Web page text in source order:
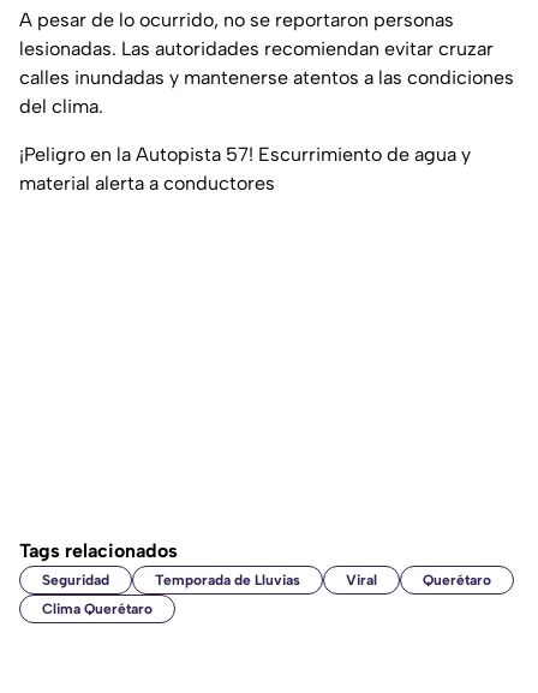
A pesar de lo ocurrido, no se reportaron personas
lesionadas. Las autoridades recomiendan evitar cruzar
calles inundadas y mantenerse atentos a las condiciones
del clima.
¡Peligro en la Autopista 57! Escurrimiento de agua y
material alerta a conductores
Tags relacionados
Seguridad Temporada de Lluvias Viral
Querétaro
Clima Querétaro